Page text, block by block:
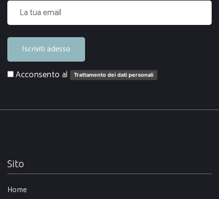
Iscriviti adesso
Acconsento al Trattamento dei dati personali
Sito
Home